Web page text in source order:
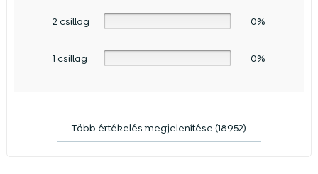
2 csillag 0%
1 csillag 0%
Több értékelés megjelenítése (18952)